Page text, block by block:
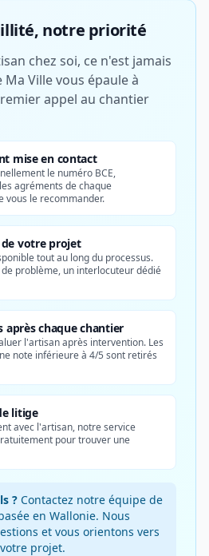
notre priorité
chez soi, ce n'est jamais
Ville vous épaule à
appel au chantier
mise en contact
le numéro BCE,
agréments de chaque
vous le recommander.
votre projet
tout au long du processus.
de problème, un interlocuteur dédié
après chaque chantier
l'artisan après intervention. Les
note inférieure à 4/5 sont retirés
litige
avec l'artisan, notre service
pour trouver une
? Contactez notre équipe de
en Wallonie. Nous
et vous orientons vers
projet.